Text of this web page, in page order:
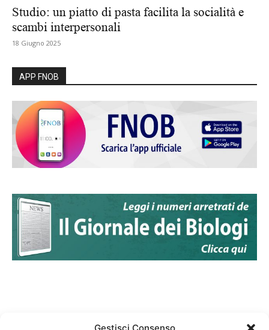
Studio: un piatto di pasta facilita la socialità e
scambi interpersonali
18 Giugno 2025
APP FNOB